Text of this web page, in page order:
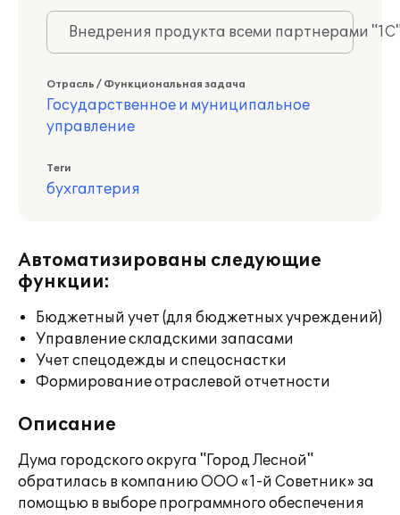
Внедрения продукта всеми партнерами
Отрасль / Функциональная задача
Государственное и муниципальное
управление
Теги
бухгалтерия
Автоматизированы следующие
функции:
Бюджетный учет (для бюджетных учреждений)
Управление складскими запасами
Учет спецодежды и спецоснастки
Формирование отраслевой отчетности
Описание
Дума городского округа "Город Лесной"
обратилась в компанию ООО «1-й Советник» за
помощью в выборе программного обеспечения